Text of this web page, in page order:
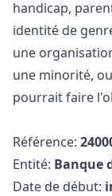
handicap,
identité de
une
une minorité,
pourrait faire
Référence:
Entité: Banque
Date de début: